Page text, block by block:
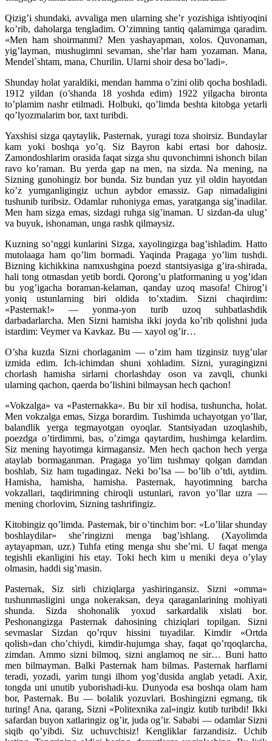
Qizig’i shundaki, avvaliga men ularning she’r yozishiga ishtiyoqini
ko’rib, daholarga tengladim. O’zimning tantiq qalamimga qaradim.
«Men ham shoirmanmi? Men yashayapman, xolos. Quvonaman,
yig’layman, mushugimni sevaman, she’rlar ham yozaman. Mana,
Mendel`shtam, mana, Churilin. Ularni shoir desa bo’ladi».
Shunday holat yaraldiki, mendan hamma o’zini olib qocha boshladi.
1912 yildan (o’shanda 18 yoshda edim) 1922 yilgacha bironta
to’plamim nashr etilmadi. Holbuki, qo’limda beshta kitobga yetarli
qo’lyozmalarim bor, taxt turibdi.
Yaxshisi sizga qaytaylik, Pasternak, yuragi toza shoirsiz. Bundaylar
kam yoki boshqa yo’q. Siz Bayron kabi ertasi bor dahosiz.
Zamondoshlarim orasida faqat sizga shu quvonchimni ishonch bilan
ravo ko’raman. Bu yerda gap na men, na sizda. Na mening, na
Sizning gunohingiz bor bunda. Siz bundan yuz yil oldin hayotdan
ko’z yumganligingiz uchun aybdor emassiz. Gap nimadaligini
tushunib turibsiz. Odamlar ruhoniyga emas, yaratganga sig’inadilar.
Men ham sizga emas, sizdagi ruhga sig’inaman. U sizdan-da ulug’
va buyuk, ishonaman, unga rashk qilmaysiz.
Kuzning so’nggi kunlarini Sizga, xayolingizga bag’ishladim. Hatto
mutolaaga ham qo’lim bormadi. Yaqinda Pragaga yo’lim tushdi.
Bizning kichikkina namxushgina poezd stantsiyasiga g’ira-shirada,
hali tong otmasdan yetib bordi. Qorong’u platformaning u yog’idan
bu yog’igacha boraman-kelaman, qanday uzoq masofa! Chirog’i
yoniq ustunlarning biri oldida to’xtadim. Sizni chaqirdim:
«Pasternak!» — yonma-yon turib uzoq suhbatlashdik
darbadarlarcha. Men Sizni hamisha ikki joyda ko’rib qolishni juda
istardim: Veymer va Kavkaz. Bu — xayol og’ir…
O’sha kuzda Sizni chorlaganim — o’zim ham tizginsiz tuyg’ular
izmida edim. Ich-ichimdan shuni xohladim. Sizni, yuragingizni
chorlash hamisha sirlarni chorlashday oson va zavqli, chunki
ularning qachon, qaerda bo’lishini bilmaysan hech qachon!
«Vokzalga» va «Pasternakka». Bu bir xil hodisa, tushuncha, holat.
Men vokzalga emas, Sizga borardim. Tushimda uchayotgan yo’llar,
balandlik yerga tegmayotgan oyoqlar. Stantsiyadan uzoqlashib,
poezdga o’tirdimmi, bas, o’zimga qaytardim, hushimga kelardim.
Siz mening hayotimga kirmagansiz. Men hech qachon hech yerga
ataylab bormaganman. Pragaga yo’lim tushmay qolgan damdan
boshlab, Siz ham tugadingaz. Neki bo’lsa — bo’lib o’tdi, aytdim.
Hamisha, hamisha, hamisha. Pasternak, hayotimning barcha
vokzallari, taqdirimning chiroqli ustunlari, ravon yo’llar uzra —
mening chorlovim, Sizning tashrifingiz.
Kitobingiz qo’limda. Pasternak, bir o’tinchim bor: «Lo’lilar shunday
boshlaydilar» she’ringizni menga bag’ishlang. (Xayolimda
aytayapman, uzr.) Tuhfa eting menga shu she’rni. U faqat menga
tegishli ekanligini his etay. Toki hech kim u meniki deya o’ylay
olmasin, haddi sig’masin.
Pasternak, Siz sirli chiziqlarga yashiringansiz. Sizni «omma»
tushunmasligini unga nokeraksan, deya qaraganlarining mohiyati
shunda. Sizda shohonalik yoxud sarkardalik xislati bor.
Peshonangizga Pasternak dahosining chiziqlari topilgan. Sizni
sevmaslar Sizdan qo’rquv hissini tuyadilar. Kimdir «Ortda
qolish»dan cho’chiydi, kimdir-hujumga shay, faqat qo’rqoqlarcha,
zimdan. Ammo sizni bilmoq, sizni anglamoq ne sir… Buni hatto
men bilmayman. Balki Pasternak ham bilmas. Pasternak harflarni
teradi, yozadi, yarim tungi ilhom yog’dusida anglab yetadi. Axir,
tongda uni unutib yuborishadi-ku. Dunyoda esa boshqa olam ham
bor, Pasternak. Bu — bolalik yozuvlari. Boshingizni egmang, tik
turing! Ana, qarang, Sizni «Politexnika zal»ingiz kutib turibdi! Ikki
safardan buyon xatlaringiz og’ir, juda og’ir. Sababi — odamlar Sizni
siqib qo’yibdi. Siz uchuvchisiz! Kengliklar farzandisiz. Uchib